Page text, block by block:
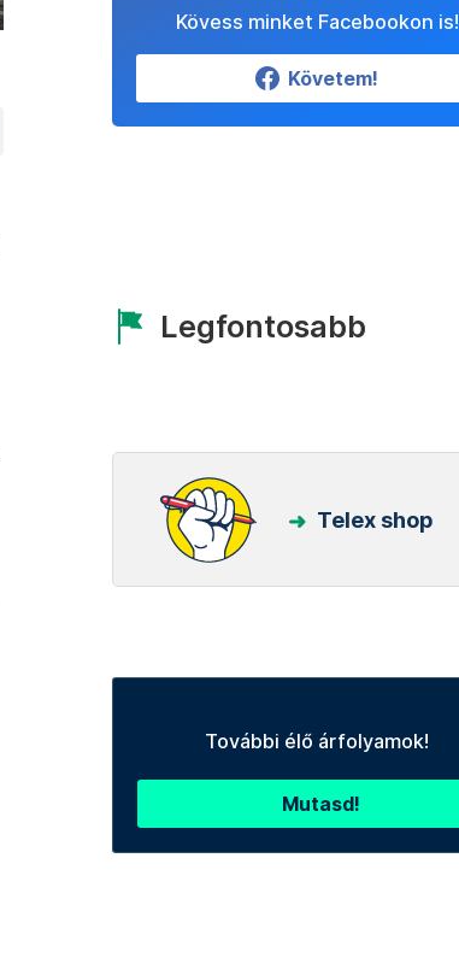
Kövess minket Facebookon is!
Követem!
Legfontosabb
Telex shop
További élő árfolyamok!
Mutasd!